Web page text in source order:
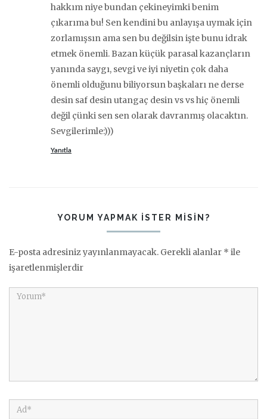
hakkım niye bundan çekineyimki benim
çıkarıma bu! Sen kendini bu anlayışa uymak için
zorlamışsın ama sen bu değilsin işte bunu idrak
etmek önemli. Bazan küçük parasal kazançların
yanında saygı, sevgi ve iyi niyetin çok daha
önemli olduğunu biliyorsun başkaları ne derse
desin saf desin utangaç desin vs vs hiç önemli
değil çünki sen sen olarak davranmış olacaktın.
Sevgilerimle:)))
Yanıtla
YORUM YAPMAK ISTER MISIN?
E-posta adresiniz yayınlanmayacak. Gerekli alanlar * ile
işaretlenmişlerdir